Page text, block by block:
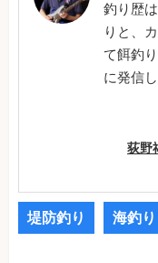
釣り歴
りと、
て餌釣
に発信
荻野
堤防釣り 海釣り